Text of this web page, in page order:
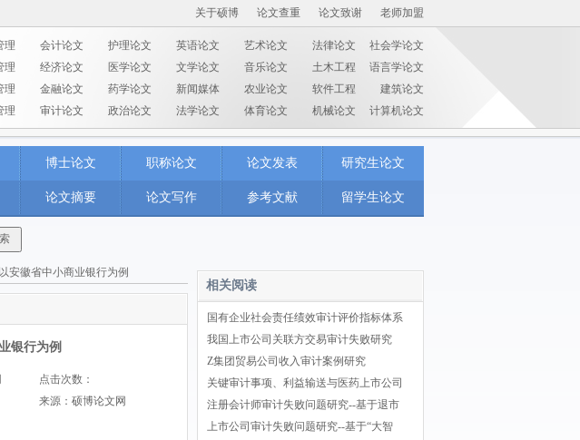
关于硕博 论文查重 论文致谢 老师加盟
理 会计论文 护理论文 英语论文 艺术论文 法律论文
社会学论文
理 经济论文 医学论文 文学论文 音乐论文 土木工程
语言学论文
理 金融论文 药学论文 新闻媒体 农业论文 软件工程
建筑论文
理 审计论文 政治论文 法学论文 体育论文 机械论文 计算机论文
博士论文 职称论文 论文发表 研究生论文
论文摘要 论文写作 参考文献 留学生论文
安徽省中小商业银行为例
银行为例
点击次数：
来源：硕博论文网
相关阅读
国有企业社会责任绩效审计评价指标体系
我国上市公司关联方交易审计失败研究
Z集团贸易公司收入审计案例研究
关键审计事项、利益输送与医药上市公司
注册会计师审计失败问题研究--基于退市
上市公司审计失败问题研究--基于“大智